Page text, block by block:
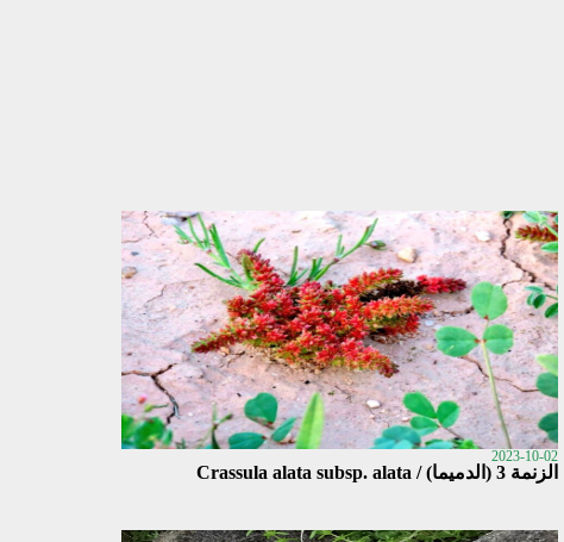
2023-10-02
الزنمة 3 (الدميما) / Crassula alata subsp. alata